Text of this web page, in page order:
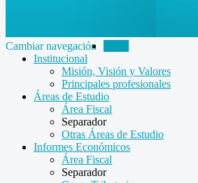
Cambiar navegación
Institucional
Misión, Visión y Valores
Principales profesionales
Áreas de Estudio
Área Fiscal
Separador
Otras Áreas de Estudio
Informes Económicos
Área Fiscal
Separador